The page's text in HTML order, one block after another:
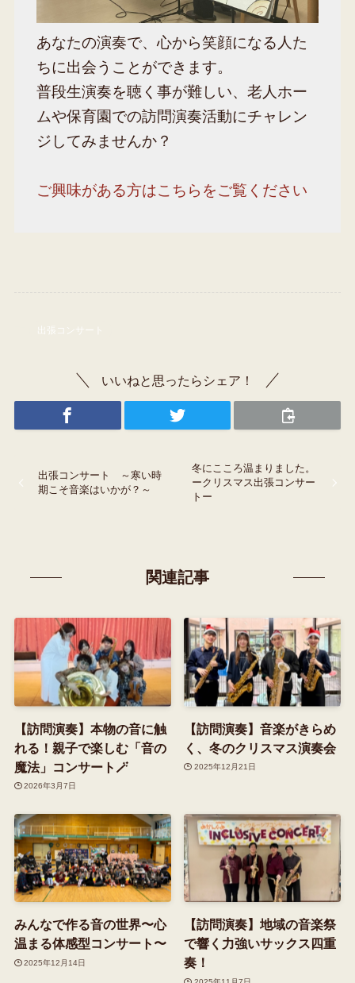
あなたの演奏で、心から笑顔になる人た
ちに出会うことができます。
普段生演奏を聴く事が難しい、老人ホー
ムや保育園での訪問演奏活動にチャレン
ジしてみませんか？
ご興味がある方はこちらをご覧ください
出張コンサート
いいねと思ったらシェア！
出張コンサート ～寒い時
期こそ音楽はいかが？～
冬にこころ温まりました。
ークリスマス出張コンサー
トー
関連記事
【訪問演奏】本物の音に触
れる！親子で楽しむ「音の
魔法」コンサート🪄
2026年3月7日
【訪問演奏】音楽がきらめ
く、冬のクリスマス演奏会
2025年12月21日
みんなで作る音の世界〜心
温まる体感型コンサート〜
2025年12月14日
【訪問演奏】地域の音楽祭
で響く力強いサックス四重
奏！